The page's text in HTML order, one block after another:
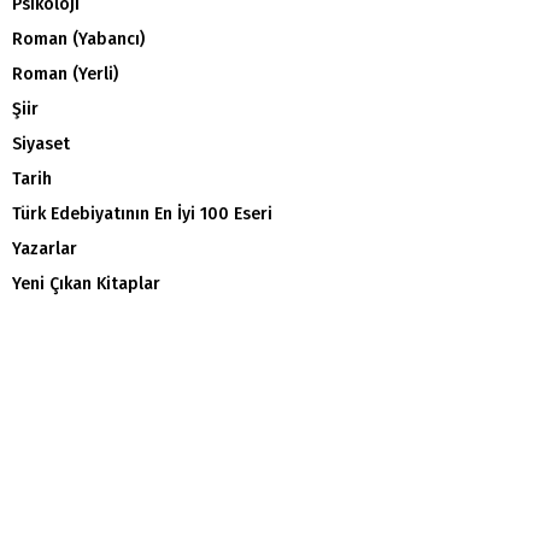
Roman (Yabancı)
Roman (Yerli)
Şiir
Siyaset
Tarih
Türk Edebiyatının En İyi 100 Eseri
Yazarlar
Yeni Çıkan Kitaplar